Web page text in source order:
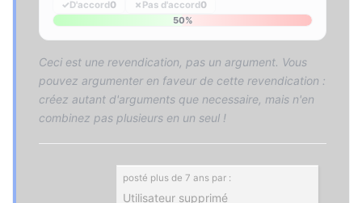
✓D'accord0 ✗ Pas d'accord0
50%
Ceci est une revendication, pas un argument. Vous
pouvez argumenter en faveur de cette revendication :
créez autant d'arguments que necessaire, mais n'en
combinez pas plusieurs en un seul !
posté plus de 7 ans par :
Utilisateur supprimé